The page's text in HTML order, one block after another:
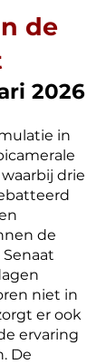
de
2026
in
drie
de
niet in
er ook
ervaring
De